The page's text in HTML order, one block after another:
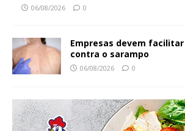
06/08/2026 0
Empresas devem
contra o sarampo
06/08/2026 0